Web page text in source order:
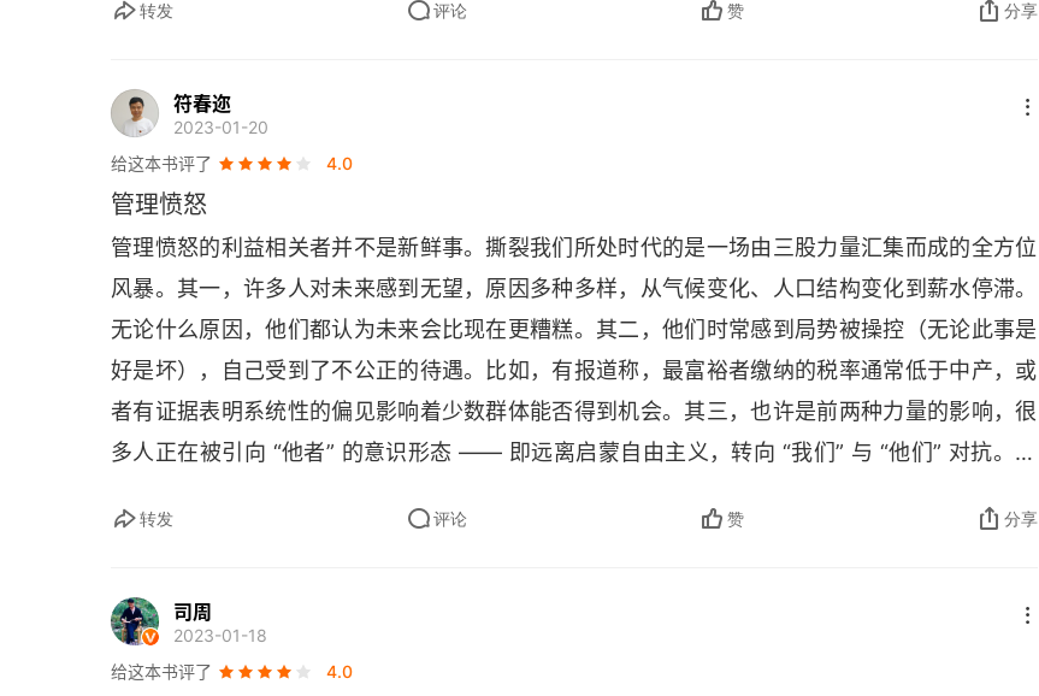
转发 评论 赞 分享
符春迩
2023-01-20
给这本书评了
4.0
管理愤怒
管理愤怒的利益相关者并不是新鲜事。撕裂我们所处时代的是一场由三股力量汇集而成的全方位
风暴。其一，许多人对未来感到无望，原因多种多样，从气候变化、人口结构变化到薪水停滞。
无论什么原因，他们都认为未来会比现在更糟糕。其二，他们时常感到局势被操控（无论此事是
好是坏），自己受到了不公正的待遇。比如，有报道称，最富裕者缴纳的税率通常低于中产，或
者有证据表明系统性的偏见影响着少数群体能否得到机会。其三，也许是前两种力量的影响，很
多人正在被引向 “他者” 的意识形态 —— 即远离启蒙自由主义，转向 “我们” 与 “他们” 对抗。历
学、组织行为学和政治哲学等各学科分析洞见的框架，用于管理利益相关者的愤怒。这是专家在
院等不同领域组织的深度案例研究。这个框架有五个步骤：降低温度、分析愤怒、建立和约束你
转发 评论 赞 分享
司周
2023-01-18
给这本书评了
4.0